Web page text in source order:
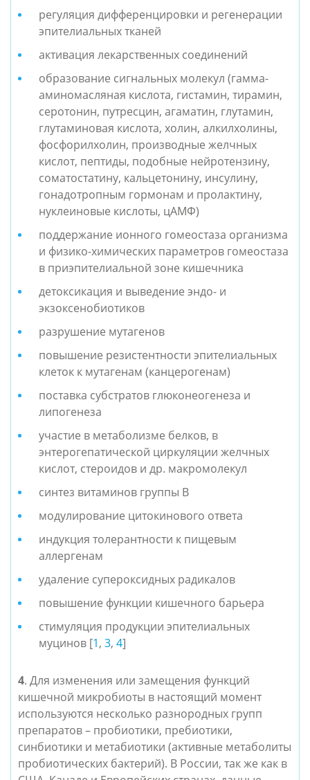
регуляция дифференцировки и регенерации
эпителиальных тканей
активация лекарственных соединений
образование сигнальных молекул (гамма-
аминомасляная кислота, гистамин, тирамин,
серотонин, путресцин, агаматин, глутамин,
глутаминовая кислота, холин, алкилхолины,
фосфорилхолин, производные желчных
кислот, пептиды, подобные нейротензину,
соматостатину, кальцетонину, инсулину,
гонадотропным гормонам и пролактину,
нуклеиновые кислоты, цАМФ)
поддержание ионного гомеостаза организма
и физико-химических параметров гомеостаза
в приэпителиальной зоне кишечника
детоксикация и выведение эндо- и
экзоксенобиотиков
разрушение мутагенов
повышение резистентности эпителиальных
клеток к мутагенам (канцерогенам)
поставка субстратов глюконеогенеза и
липогенеза
участие в метаболизме белков, в
энтерогепатической циркуляции желчных
кислот, стероидов и др. макромолекул
синтез витаминов группы В
модулирование цитокинового ответа
индукция толерантности к пищевым
аллергенам
удаление супероксидных радикалов
повышение функции кишечного барьера
стимуляция продукции эпителиальных
муцинов [1, 3, 4]
4. Для изменения или замещения функций
кишечной микробиоты в настоящий момент
используются несколько разнородных групп
препаратов – пробиотики, пребиотики,
синбиотики и метабиотики (активные метаболиты
пробиотических бактерий). В России, так же как в